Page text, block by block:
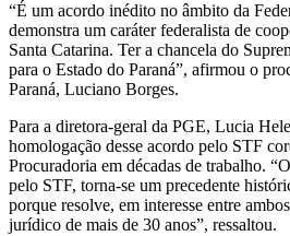
“É um acordo inédito no âmbito da
demonstra um caráter federalista de
Santa Catarina. Ter a chancela do
para o Estado do Paraná”, afirmou o
Paraná, Luciano Borges.
Para a diretora-geral da PGE, Lucia
homologação desse acordo pelo STF
Procuradoria em décadas de trabalho.
pelo STF, torna-se um precedente
porque resolve, em interesse entre
jurídico de mais de 30 anos”, ressaltou.